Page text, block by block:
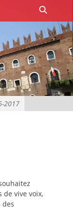
2017
de vive voix,
des